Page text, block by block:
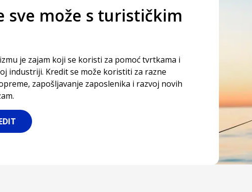
sve može s turističkim
je zajam koji se koristi za pomoć tvrtkama i
industriji. Kredit se može koristiti za razne
zapošljavanje zaposlenika i razvoj novih